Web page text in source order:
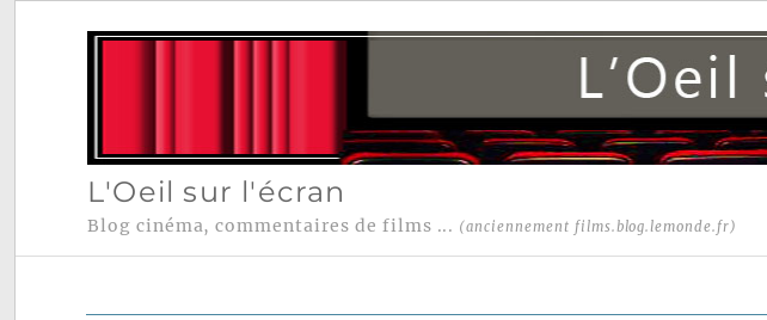
L'Oeil sur l'écran
Blog cinéma, commentaires de films ... (anciennement films.blog.lemonde.fr)